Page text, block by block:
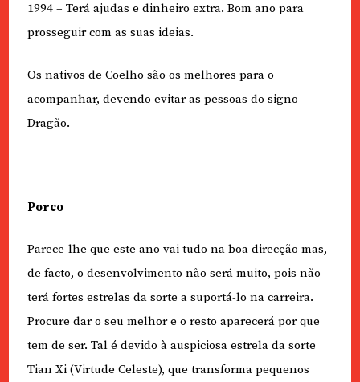
1994 – Terá ajudas e dinheiro extra. Bom ano para
prosseguir com as suas ideias.
Os nativos de Coelho são os melhores para o
acompanhar, devendo evitar as pessoas do signo
Dragão.
Porco
Parece-lhe que este ano vai tudo na boa direcção mas,
de facto, o desenvolvimento não será muito, pois não
terá fortes estrelas da sorte a suportá-lo na carreira.
Procure dar o seu melhor e o resto aparecerá por que
tem de ser. Tal é devido à auspiciosa estrela da sorte
Tian Xi (Virtude Celeste), que transforma pequenos